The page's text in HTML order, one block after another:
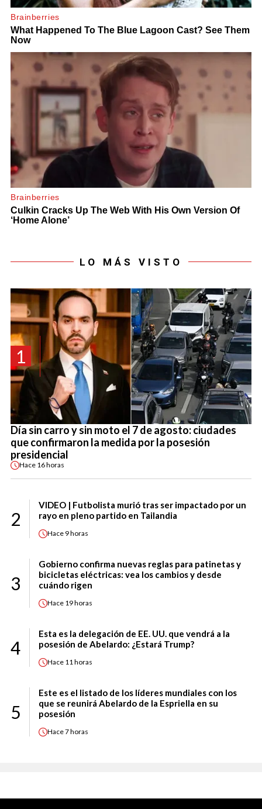
LO MÁS VISTO
1
Día sin carro y sin moto el 7 de agosto: ciudades
que confirmaron la medida por la posesión
presidencial
Hace 16 horas
2
VIDEO | Futbolista murió tras ser impactado por un
rayo en pleno partido en Tailandia
Hace 9 horas
3
Gobierno confirma nuevas reglas para patinetas y
bicicletas eléctricas: vea los cambios y desde
cuándo rigen
Hace 19 horas
4
Esta es la delegación de EE. UU. que vendrá a la
posesión de Abelardo: ¿Estará Trump?
Hace 11 horas
5
Este es el listado de los líderes mundiales con los
que se reunirá Abelardo de la Espriella en su
posesión
Hace7 horas